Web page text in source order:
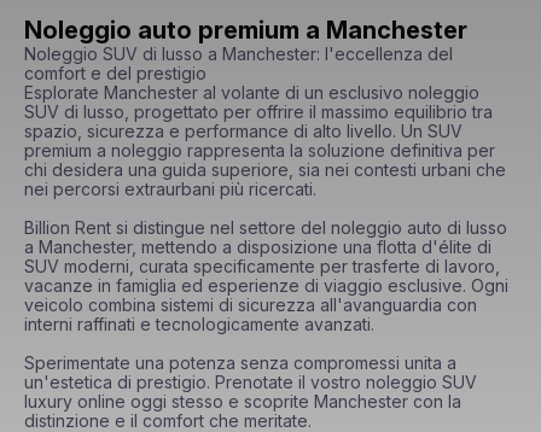
Noleggio auto premium a Manchester
Noleggio SUV di lusso a Manchester: l'eccellenza del
comfort e del prestigio
Esplorate Manchester al volante di un esclusivo noleggio
SUV di lusso, progettato per offrire il massimo equilibrio tra
spazio, sicurezza e performance di alto livello. Un SUV
premium a noleggio rappresenta la soluzione definitiva per
chi desidera una guida superiore, sia nei contesti urbani che
nei percorsi extraurbani più ricercati.
Billion Rent si distingue nel settore del noleggio auto di lusso
a Manchester, mettendo a disposizione una flotta d'élite di
SUV moderni, curata specificamente per trasferte di lavoro,
vacanze in famiglia ed esperienze di viaggio esclusive. Ogni
veicolo combina sistemi di sicurezza all'avanguardia con
interni raffinati e tecnologicamente avanzati.
Sperimentate una potenza senza compromessi unita a
un'estetica di prestigio. Prenotate il vostro noleggio SUV
luxury online oggi stesso e scoprite Manchester con la
distinzione e il comfort che meritate.